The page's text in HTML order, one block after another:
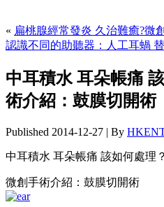
« 扁桃腺經常發炎 久治難癒?微
認識不同的助聽器：人工耳蝸
中耳積水 耳朵帳痛
術介紹：鼓膜切開術
Published 2014-12-27 | By
中耳積水 耳朵帳痛 該如何處理？
微創手術介紹：鼓膜切開術